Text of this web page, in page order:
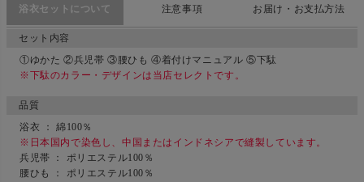
浴衣セットについて 注意事項 お届け・お支払方法
セット内容
①ゆかた ②兵児帯 ③腰ひも ④着付けマニュアル ⑤下駄
※下駄のカラー・デザインは当店セレクトです。
品質
浴衣 ： 綿100％
※日本国内で染色し、中国またはインドネシアで縫製しています。
兵児帯 ： ポリエステル100％
腰ひも ： ポリエステル100％